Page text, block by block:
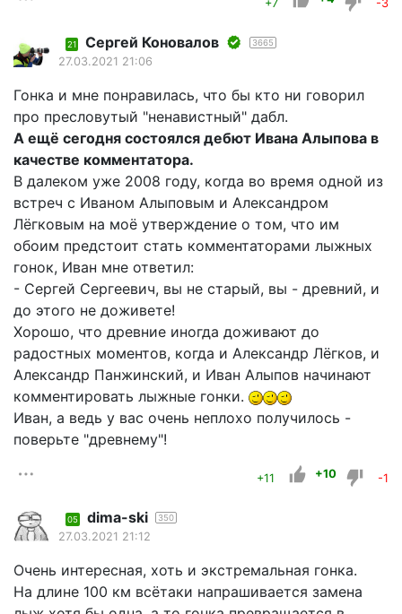
+7 -3
21 Сергей Коновалов 3665
27.03.2021 21:06
Гонка и мне понравилась, что бы кто ни говорил
про пресловутый "ненавистный" дабл.
А ещё сегодня состоялся дебют Ивана Алыпова в
качестве комментатора.
В далеком уже 2008 году, когда во время одной из
встреч с Иваном Алыповым и Александром
Лёгковым на моё утверждение о том, что им
обоим предстоит стать комментаторами лыжных
гонок, Иван мне ответил:
- Сергей Сергеевич, вы не старый, вы - древний, и
до этого не доживете!
Хорошо, что древние иногда доживают до
радостных моментов, когда и Александр Лёгков, и
Александр Панжинский, и Иван Алыпов начинают
комментировать лыжные гонки.
Иван, а ведь у вас очень неплохо получилось -
поверьте "древнему"!
+11 +10 -1
05 dima-ski 350
27.03.2021 21:12
Очень интересная, хоть и экстремальная гонка.
На длине 100 км всётаки напрашивается замена